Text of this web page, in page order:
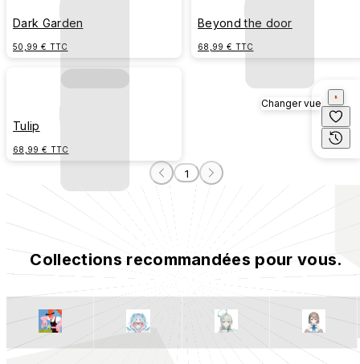
Dark Garden
50,99 € TTC
Beyond the door
68,99 € TTC
Tulip
68,99 € TTC
1
Collections recommandées pour vous.
Changer vue